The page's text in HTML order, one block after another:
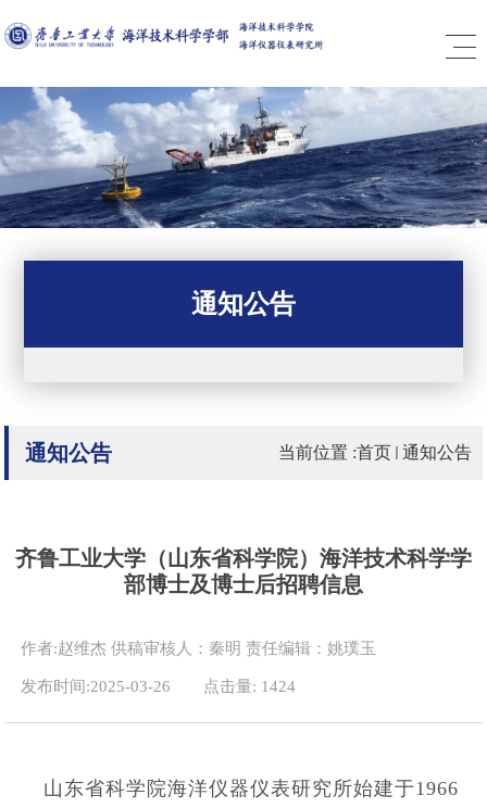
通知公告
通知公告 当前位置 :首页 通知公告
齐鲁工业大学（山东省科学院）海洋技术科学学
部博士及博士后招聘信息
作者:赵维杰 供稿审核人：秦明 责任编辑：姚璞玉
发布时间:2025-03-26 点击量: 1424
山东省科学院海洋仪器仪表研究所始建于1966